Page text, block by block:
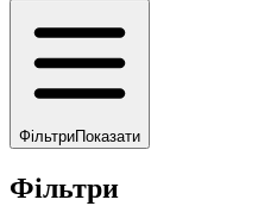
ФільтриПоказати
Фільтри